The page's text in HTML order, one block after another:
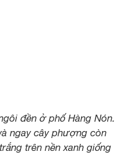
đền ở phố Hàng Nón.
ngay cây phượng còn
trên nền xanh giống